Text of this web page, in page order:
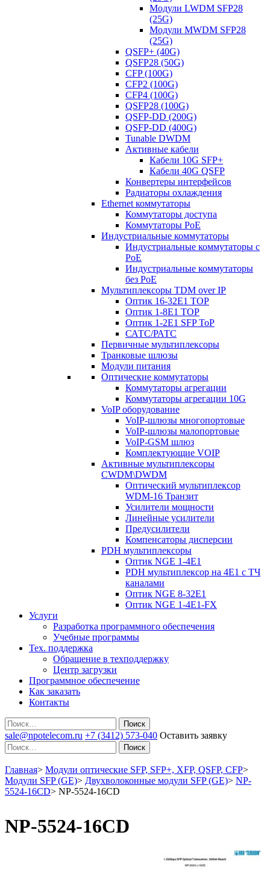
Модули LWDM SFP28
(25G)
Модули MWDM SFP28
(25G)
QSFP+ (40G)
QSFP28 (50G)
CFP (100G)
CFP2 (100G)
CFP4 (100G)
QSFP28 (100G)
QSFP-DD (200G)
QSFP-DD (400G)
Tunable DWDM
Активные кабели
Кабели 10G SFP+
Кабели 40G QSFP
Конвертеры интерфейсов
Радиаторы охлаждения
Ethernet коммутаторы
Коммутаторы доступа
Коммутаторы PoE
Индустриальные коммутаторы
Индустриальные коммутаторы с
PoE
Индустриальные коммутаторы
без PoE
Мультиплексоры TDM over IP
Оптик 16-32E1 TOP
Оптик 1-8E1 TOP
Оптик 1-2E1 SFP ToP
САТС/РАТС
Первичные мультиплексоры
Транковые шлюзы
Модули питания
Оптические коммутаторы
Коммутаторы агрегации
Коммутаторы агрегации 10G
VoIP оборудование
VoIP-шлюзы многопортовые
VoIP-шлюзы малопортовые
VoIP-GSM шлюз
Комплектующие VOIP
Активные мультиплексоры
CWDM\DWDM
Оптический мультиплексор
WDM-16 Транзит
Усилители мощности
Линейные усилители
Предусилители
Компенсаторы дисперсии
PDH мультиплексоры
Оптик NGE 1-4E1
PDH мультиплексор на 4Е1 с ТЧ
каналами
Оптик NGE 8-32E1
Оптик NGE 1-4E1-FX
Услуги
Разработка программного обеспечения
Учебные программы
Тех. поддержка
Обращение в техподдержку
Центр загрузки
Программное обеспечение
Как заказать
Контакты
Поиск
sale@npotelecom.ru +7 (3412) 573-040 Оставить заявку
Поиск
Главная> Модули оптические SFP, SFP+, XFP, QSFP, CFP>
Модули SFP (GE)> Двухволоконные модули SFP (GE)> NP-
5524-16CD> NP-5524-16CD
NP-5524-16CD